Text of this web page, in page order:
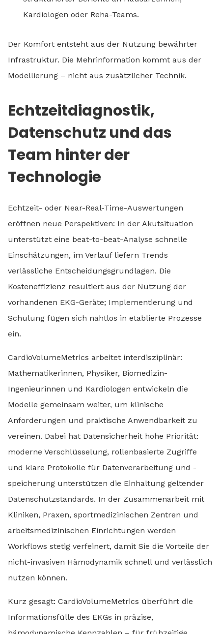
Kardiologen oder Reha-Teams.
Der Komfort entsteht aus der Nutzung bewährter
Infrastruktur. Die Mehrinformation kommt aus der
Modellierung – nicht aus zusätzlicher Technik.
Echtzeitdiagnostik,
Datenschutz und das
Team hinter der
Technologie
Echtzeit- oder Near-Real-Time-Auswertungen
eröffnen neue Perspektiven: In der Akutsituation
unterstützt eine beat-to-beat-Analyse schnelle
Einschätzungen, im Verlauf liefern Trends
verlässliche Entscheidungsgrundlagen. Die
Kosteneffizienz resultiert aus der Nutzung der
vorhandenen EKG-Geräte; Implementierung und
Schulung fügen sich nahtlos in etablierte Prozesse
ein.
CardioVolumeMetrics arbeitet interdisziplinär:
Mathematikerinnen, Physiker, Biomedizin-
Ingenieurinnen und Kardiologen entwickeln die
Modelle gemeinsam weiter, um klinische
Anforderungen und praktische Anwendbarkeit zu
vereinen. Dabei hat Datensicherheit hohe Priorität:
moderne Verschlüsselung, rollenbasierte Zugriffe
und klare Protokolle für Datenverarbeitung und -
speicherung unterstützen die Einhaltung geltender
Datenschutzstandards. In der Zusammenarbeit mit
Kliniken, Praxen, sportmedizinischen Zentren und
arbeitsmedizinischen Einrichtungen werden
Workflows stetig verfeinert, damit Sie die Vorteile der
nicht-invasiven Hämodynamik schnell und verlässlich
nutzen können.
Kurz gesagt: CardioVolumeMetrics überführt die
Informationsfülle des EKGs in präzise,